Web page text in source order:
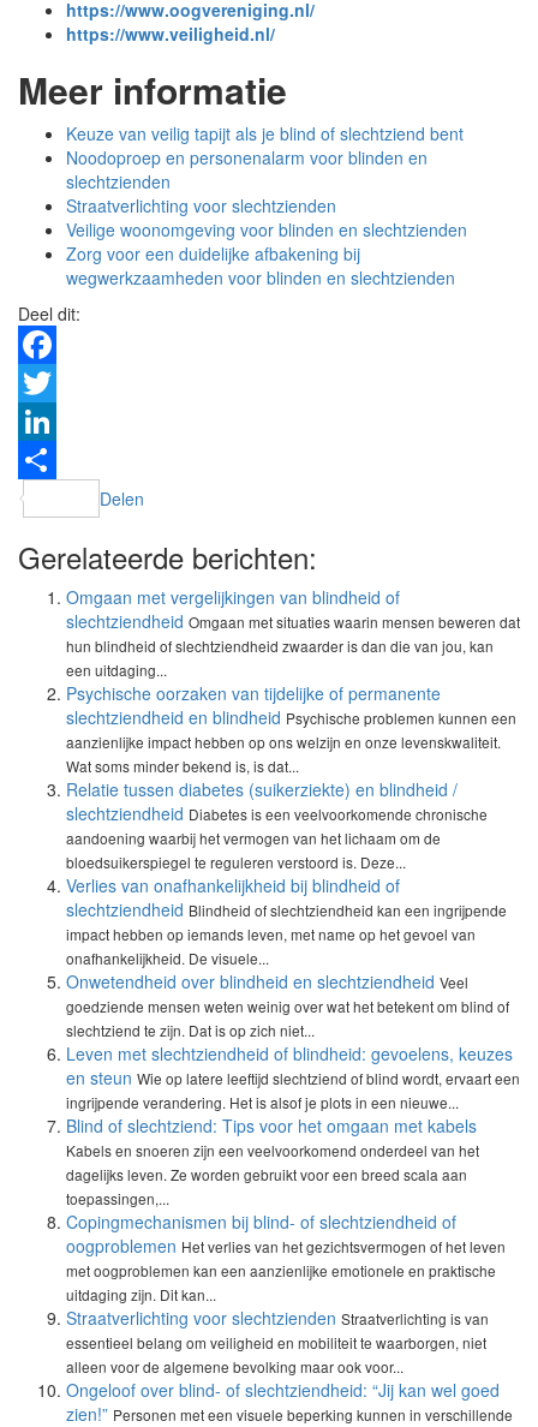
https://www.oogvereniging.nl/
https://www.veiligheid.nl/
Meer informatie
Keuze van veilig tapijt als je blind of slechtziend bent
Noodoproep en personenalarm voor blinden en
slechtzienden
Straatverlichting voor slechtzienden
Veilige woonomgeving voor blinden en slechtzienden
Zorg voor een duidelijke afbakening bij
wegwerkzaamheden voor blinden en slechtzienden
Deel dit:
Facebook
Twitter
LinkedIn
Delen
Gerelateerde berichten:
Omgaan met vergelijkingen van blindheid of
slechtziendheid Omgaan met situaties waarin mensen beweren dat
hun blindheid of slechtziendheid zwaarder is dan die van jou, kan
een uitdaging...
Psychische oorzaken van tijdelijke of permanente
slechtziendheid en blindheid Psychische problemen kunnen een
aanzienlijke impact hebben op ons welzijn en onze levenskwaliteit.
Wat soms minder bekend is, is dat...
Relatie tussen diabetes (suikerziekte) en blindheid /
slechtziendheid Diabetes is een veelvoorkomende chronische
aandoening waarbij het vermogen van het lichaam om de
bloedsuikerspiegel te reguleren verstoord is. Deze...
Verlies van onafhankelijkheid bij blindheid of
slechtziendheid Blindheid of slechtziendheid kan een ingrijpende
impact hebben op iemands leven, met name op het gevoel van
onafhankelijkheid. De visuele...
Onwetendheid over blindheid en slechtziendheid Veel
goedziende mensen weten weinig over wat het betekent om blind of
slechtziend te zijn. Dat is op zich niet...
Leven met slechtziendheid of blindheid: gevoelens, keuzes
en steun Wie op latere leeftijd slechtziend of blind wordt, ervaart een
ingrijpende verandering. Het is alsof je plots in een nieuwe...
Blind of slechtziend: Tips voor het omgaan met kabels
Kabels en snoeren zijn een veelvoorkomend onderdeel van het
dagelijks leven. Ze worden gebruikt voor een breed scala aan
toepassingen,...
Copingmechanismen bij blind- of slechtziendheid of
oogproblemen Het verlies van het gezichtsvermogen of het leven
met oogproblemen kan een aanzienlijke emotionele en praktische
uitdaging zijn. Dit kan...
Straatverlichting voor slechtzienden Straatverlichting is van
essentieel belang om veiligheid en mobiliteit te waarborgen, niet
alleen voor de algemene bevolking maar ook voor...
Ongeloof over blind- of slechtziendheid: “Jij kan wel goed
zien!” Personen met een visuele beperking kunnen in verschillende